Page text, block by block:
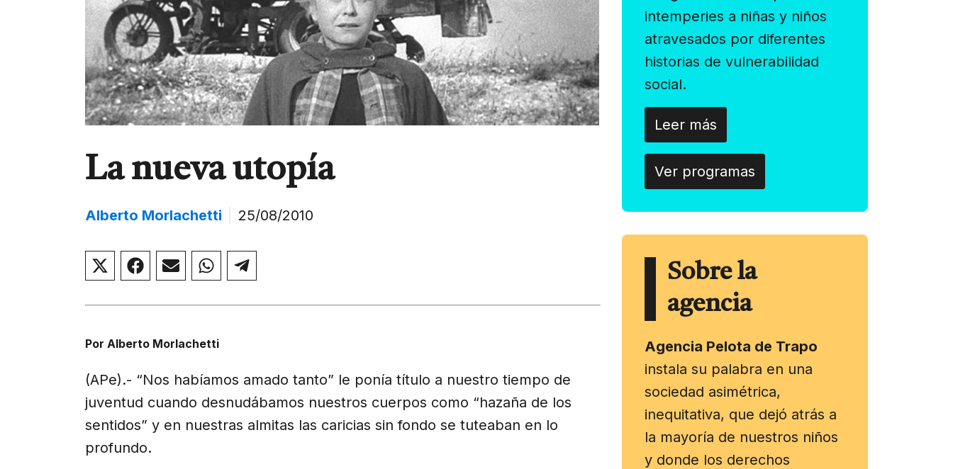
La nueva utopía
Alberto Morlachetti 25/08/2010
Compartir
en
(Twitter)
Compartir
en
Compartir
en
Compartir
en
Compartir
en
Por Alberto Morlachetti
(APe).- “Nos habíamos amado tanto” le ponía título a nuestro tiempo de
juventud cuando desnudábamos nuestros cuerpos como “hazaña de los
sentidos” y en nuestras almitas las caricias sin fondo se tuteaban en lo
profundo.
intemperies a niñas y niños
atravesados por diferentes
historias de vulnerabilidad
social.
Leer más
Ver programas
Sobre la
agencia
Agencia Pelota de Trapo
instala su palabra en una
sociedad asimétrica,
inequitativa, que dejó atrás a
la mayoría de nuestros niños
y donde los derechos